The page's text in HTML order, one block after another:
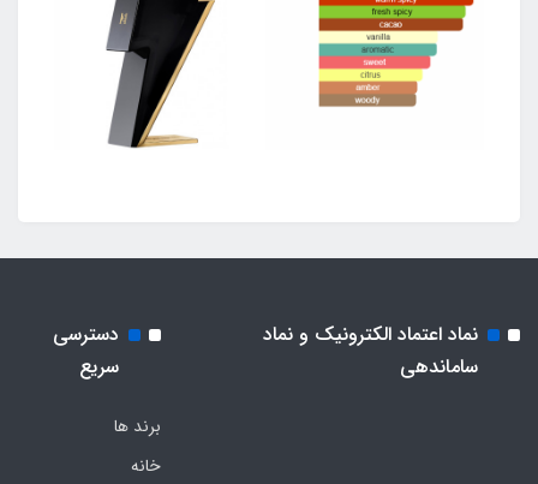
نماد اعتماد الکترونیک و نماد
ساماندهی
دسترسی
سریع
برند ها
خانه